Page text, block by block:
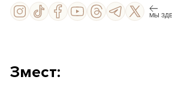
МЫ
Змест: